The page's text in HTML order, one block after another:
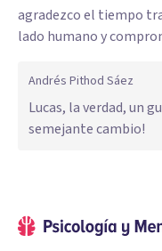
agradezco el tiempo
lado humano y
Andrés Pithod Sáez
Lucas, la verdad, un
semejante cambio!